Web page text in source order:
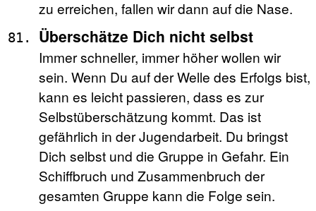
zu erreichen, fallen wir dann auf die Nase.
Überschätze Dich nicht selbst
Immer schneller, immer höher wollen wir
sein. Wenn Du auf der Welle des Erfolgs bist,
kann es leicht passieren, dass es zur
Selbstüberschätzung kommt. Das ist
gefährlich in der Jugendarbeit. Du bringst
Dich selbst und die Gruppe in Gefahr. Ein
Schiffbruch und Zusammenbruch der
gesamten Gruppe kann die Folge sein.